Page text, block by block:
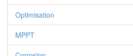
Optimisation
MPPT